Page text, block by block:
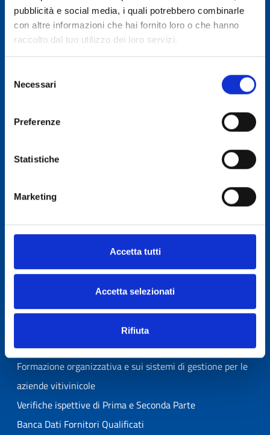
pubblicità e social media, i quali potrebbero combinarle
con altre informazioni che hai fornito loro o che hanno
raccolto dal tuo utilizzo dei loro servizi.
delNecessari
Preferenze
Statistiche
Marketing
Accetta tutti
Accetta selezionati
Rifiuta
Eventi
Fiere
RT-LAB Aceto
RT-LAB Vino
OCM Investimenti in cantina
Alert normativo – UIVLex
Compendio – Regole di etichettatura dei prodotti
vitivinicoli
Codice della Vite e del Vino 2025 – 16ª Edizione
Formazione giuridica per le aziende vitivinicole
Banche Dati Giuridiche Online
Consulenza organizzativa per le aziende vitivinicole
Formazione organizzativa e sui sistemi di gestione per le
aziende vitivinicole
Verifiche ispettive di Prima e Seconda Parte
Banca Dati Fornitori Qualificati